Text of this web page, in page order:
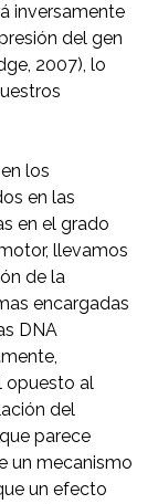
inversamente
del gen
2007), lo
los
en las
en el grado
llevamos
de la
encargadas
DNA
opuesto al
del
parece
un mecanismo
un efecto